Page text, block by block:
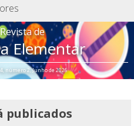
Revista de
Elementar
número 2, Junho de 2026
publicados